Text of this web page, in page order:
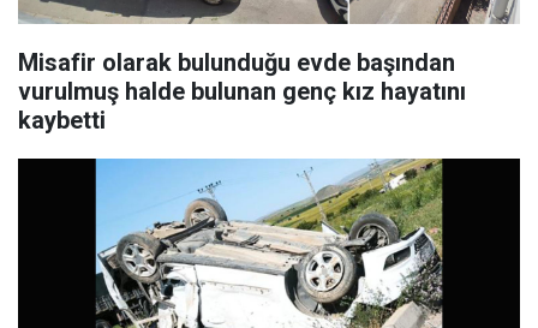
Misafir olarak bulunduğu evde başından
vurulmuş halde bulunan genç kız hayatını
kaybetti